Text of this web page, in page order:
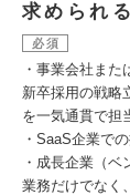
求められ
必須
・事業会社また
新卒採用の戦略
を一気通貫で担
・SaaS企業で
・成長企業（
業務だけでなく